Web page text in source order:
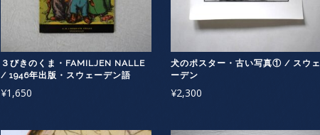
３びきのくま・FAMILJEN NALLE
/ 1946年出版・スウェーデン語
¥1,650
犬のポスター・古い写真① / スウェ
ーデン
¥2,300